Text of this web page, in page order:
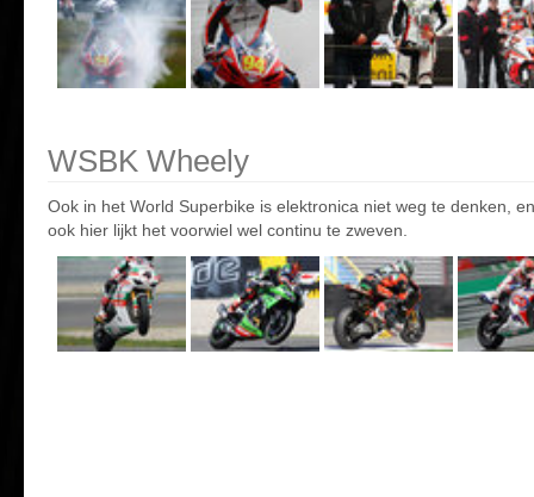
WSBK Wheely
Ook in het World Superbike is elektronica niet weg te denken, en
ook hier lijkt het voorwiel wel continu te zweven.